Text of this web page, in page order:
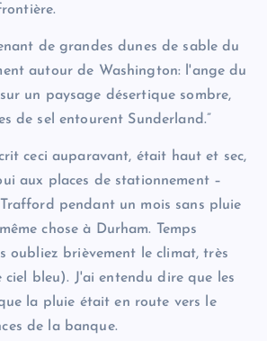
de grandes dunes de sable du
autour de Washington: l'ange du
un paysage désertique sombre,
de sel entourent Sunderland.”
ceci auparavant, était haut et sec,
aux places de stationnement –
pendant un mois sans pluie
chose à Durham. Temps
oubliez brièvement le climat, très
bleu). J'ai entendu dire que les
la pluie était en route vers le
de la banque.